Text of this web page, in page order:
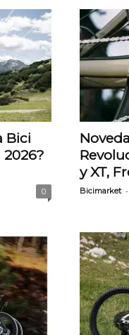
Bici
0
y XT,
Bicimarket -